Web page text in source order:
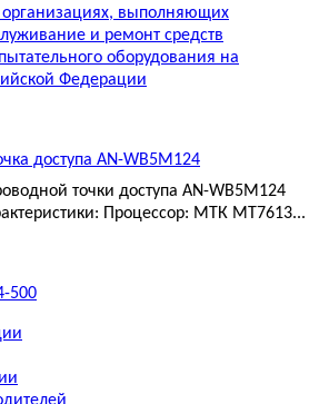
выполняющих
и ремонт средств
оборудования на
Федерации
доступа AN-WB5M124
точки доступа AN-WB5M124
Процессор: МТК MT7613...
500